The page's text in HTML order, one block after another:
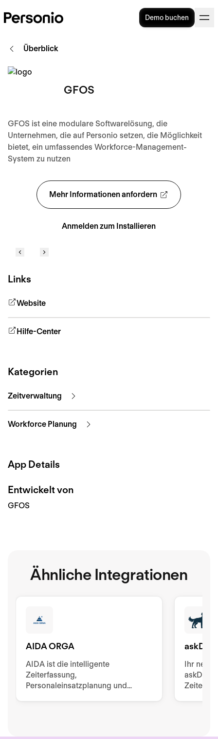
Demo buchen
Mehr Informationen anfordern
Anmelden zum Installieren
Überblick
GFOS
GFOS ist eine modulare Softwarelösung, die
Unternehmen, die auf Personio setzen, die Möglichkeit
bietet, ein umfassendes Workforce-Management-
System zu nutzen
Links
Website
Hilfe-Center
Kategorien
Zeitverwaltung
Workforce Planung
App Details
Entwickelt von
GFOS
Ähnliche Integrationen
AIDA ORGA
AIDA ist die intelligente
Zeiterfassung,
Personaleinsatzplanung und
Ihr